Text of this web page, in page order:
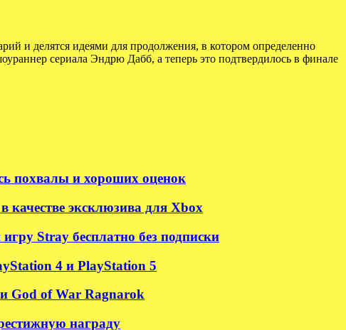
и делятся идеями для продолжения, в котором определенно
сериала Эндрю Дабб, а теперь это подтвердилось в финале
похвалы и хороших оценок
качестве эксклюзива для Xbox
Stray бесплатно без подписки
4 и PlayStation 5
God of War Ragnarok
награду